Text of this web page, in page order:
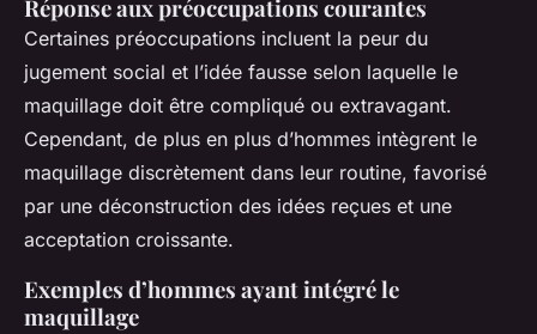
Réponse aux préoccupations courantes
Certaines préoccupations incluent la peur du
jugement social et l’idée fausse selon laquelle le
maquillage doit être compliqué ou extravagant.
Cependant, de plus en plus d’hommes intègrent le
maquillage discrètement dans leur routine, favorisé
par une déconstruction des idées reçues et une
acceptation croissante.
Exemples d’hommes ayant intégré le
maquillage